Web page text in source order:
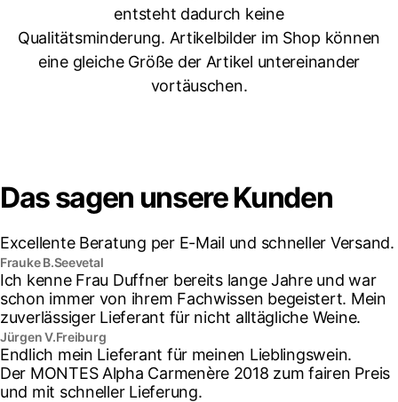
entsteht dadurch keine
Qualitätsminderung. Artikelbilder im Shop können
eine gleiche Größe der Artikel untereinander
vortäuschen.
Das sagen unsere Kunden
Excellente Beratung per E-Mail und schneller Versand.
Frauke B.Seevetal
Ich kenne Frau Duffner bereits lange Jahre und war
schon immer von ihrem Fachwissen begeistert. Mein
zuverlässiger Lieferant für nicht alltägliche Weine.
Jürgen V.Freiburg
Endlich mein Lieferant für meinen Lieblingswein.
Der MONTES Alpha Carmenère 2018 zum fairen Preis
und mit schneller Lieferung.